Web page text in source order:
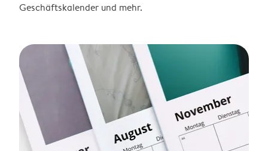
Geschäftskalender und mehr.